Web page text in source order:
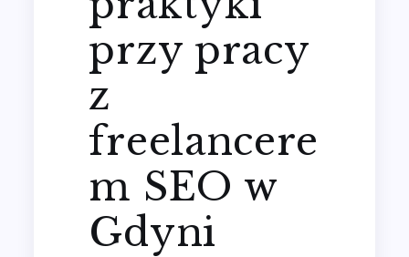
przy pracy
z
freelancere
m SEO w
Gdyni